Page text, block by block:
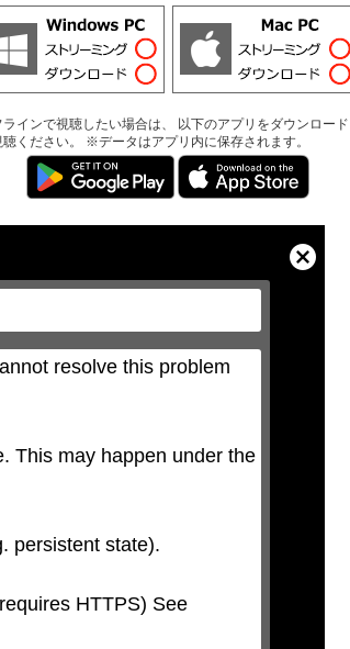
ラインで視聴したい場合は、 以下のアプリをダウンロー
聴ください。 ※データはアプリ内に保存されます。
resolve this problem
This may happen under the
Close
Modal
Dialog